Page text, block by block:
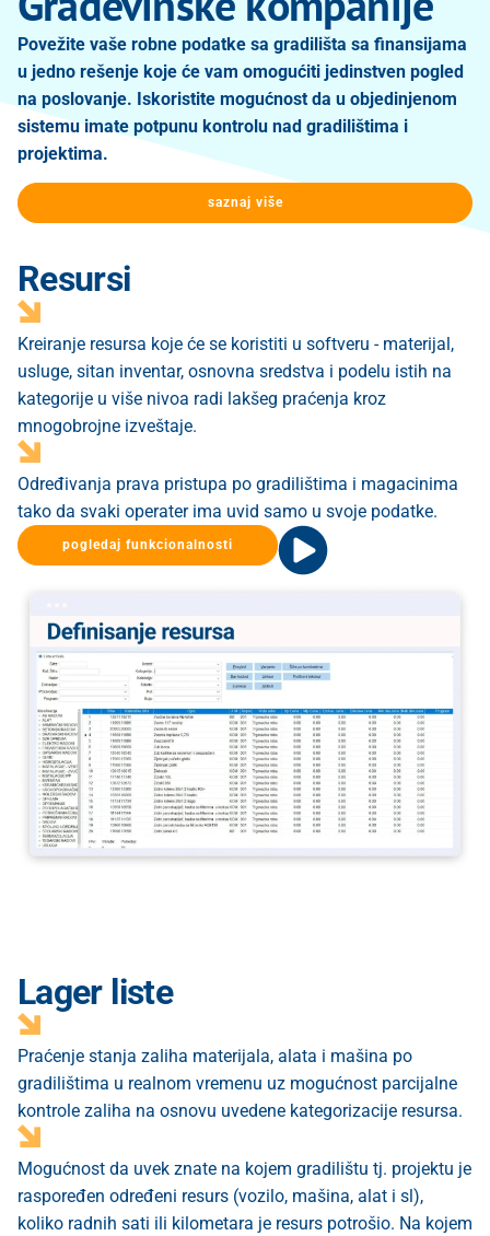
Povežite vaše robne podatke sa gradilišta sa finansijama
u jedno rešenje koje će vam omogućiti jedinstven pogled
na poslovanje. Iskoristite mogućnost da u objedinjenom
sistemu imate potpunu kontrolu nad gradilištima i
projektima.
saznaj više
Resursi
Kreiranje resursa koje će se koristiti u softveru - materijal,
usluge, sitan inventar, osnovna sredstva i podelu istih na
kategorije u više nivoa radi lakšeg praćenja kroz
mnogobrojne izveštaje.
Određivanja prava pristupa po gradilištima i magacinima
tako da svaki operater ima uvid samo u svoje podatke.
pogledaj funkcionalnosti
Lager liste
Praćenje stanja zaliha materijala, alata i mašina po
gradilištima u realnom vremenu uz mogućnost parcijalne
kontrole zaliha na osnovu uvedene kategorizacije resursa.
Mogućnost da uvek znate na kojem gradilištu tj. projektu je
raspoređen određeni resurs (vozilo, mašina, alat i sl),
koliko radnih sati ili kilometara je resurs potrošio. Na kojem